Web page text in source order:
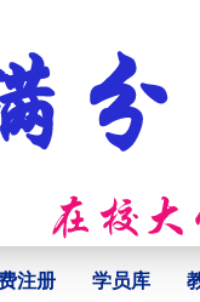
注册 学员库